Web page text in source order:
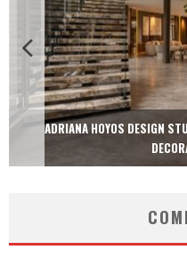
ADRIANA HOYOS DESIGN